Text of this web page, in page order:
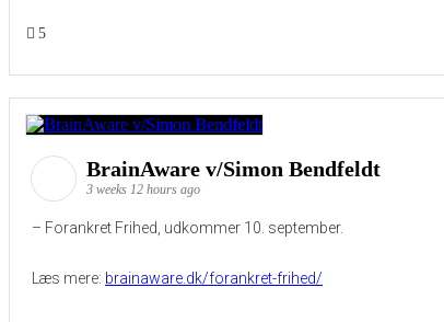
5
BrainAware v/Simon Bendfeldt
3 weeks 12 hours ago
– Forankret Frihed, udkommer 10. september.
Læs mere: brainaware.dk/forankret-frihed/